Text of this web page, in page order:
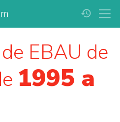
history
EBAU de
1995 a